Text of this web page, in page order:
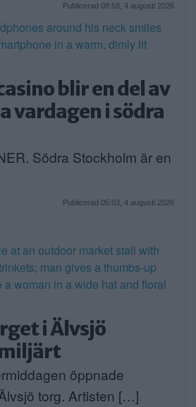
Publicerad 08:58, 4 augusti 2026
blir en del av
vardagen i södra
Södra Stockholm är en
Publicerad 05:03, 4 augusti 2026
i Älvsjö
öppnade
torg. Artisten […]